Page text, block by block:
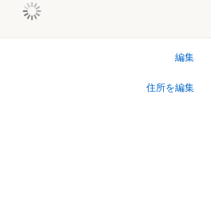
編集
住所を編集